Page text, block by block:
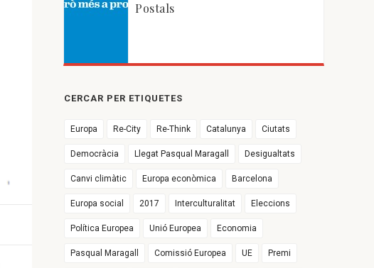
Postals
CERCAR PER ETIQUETES
Europa Re-City Re-Think Catalunya Ciutats
Democràcia Llegat Pasqual Maragall Desigualtats
Canvi climàtic Europa econòmica Barcelona
Europa social 2017 Interculturalitat Eleccions
Política Europea Unió Europea Economia
Pasqual Maragall Comissió Europea UE Premi